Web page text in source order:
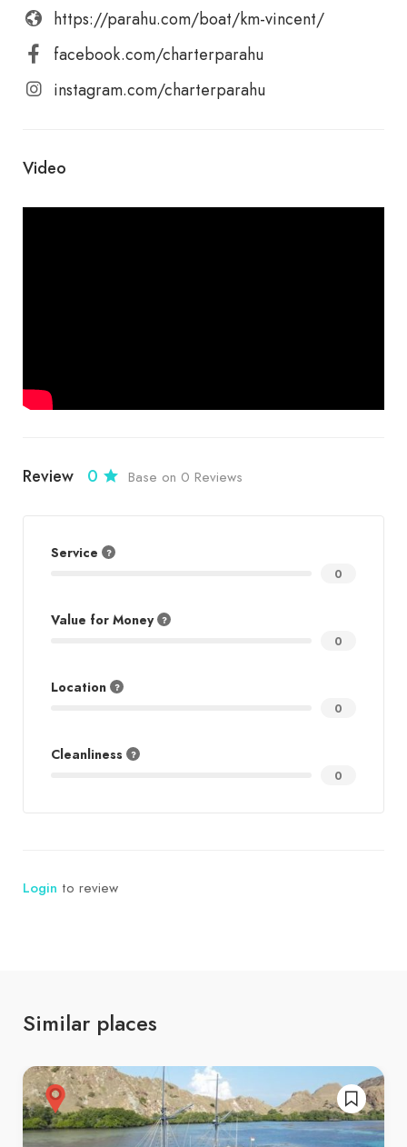
https://parahu.com/boat/km-vincent/
facebook.com/charterparahu
instagram.com/charterparahu
Video
Review 0 Base on 0 Reviews
Service
0
Value for Money
0
Location
0
Cleanliness
0
Login to review
Similar places